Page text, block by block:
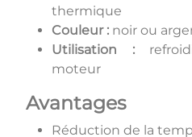
thermique
Couleur : noir ou
Utilisation :
moteur
Avantages
Réduction de la